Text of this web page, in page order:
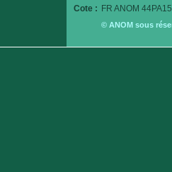
Cote : FR ANOM
© ANOM sous